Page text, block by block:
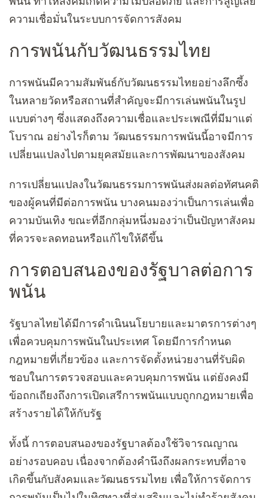
ความเชื่อมั่นในระบบการจัดการสังคม
การพนันกับวัฒนธรรมไทย
การพนันมีความสัมพันธ์กับวัฒนธรรมไทยอย่างลึกซึ้ง
ในหลายวัดหรือสถานที่สำคัญจะมีการเล่นพนันในรูป
แบบต่างๆ ซึ่งแสดงถึงความเชื่อและประเพณีที่มีมาแต่
โบราณ อย่างไรก็ตาม วัฒนธรรมการพนันนี้อาจมีการ
เปลี่ยนแปลงไปตามยุคสมัยและการพัฒนาของสังคม
การเปลี่ยนแปลงในวัฒนธรรมการพนันส่งผลต่อทัศนคติ
ของผู้คนที่มีต่อการพนัน บางคนมองว่าเป็นการเล่นเพื่อ
ความบันเทิง ขณะที่อีกกลุ่มหนึ่งมองว่าเป็นปัญหาสังคม
ที่ควรจะลดทอนหรือแก้ไขให้ดีขึ้น
การตอบสนองของรัฐบาลต่อการ
พนัน
รัฐบาลไทยได้มีการดำเนินนโยบายและมาตรการต่างๆ
เพื่อควบคุมการพนันในประเทศ โดยมีการกำหนด
กฎหมายที่เกี่ยวข้อง และการจัดตั้งหน่วยงานที่รับผิด
ชอบในการตรวจสอบและควบคุมการพนัน แต่ยังคงมี
ข้อถกเถียงถึงการเปิดเสรีการพนันแบบถูกกฎหมายเพื่อ
สร้างรายได้ให้กับรัฐ
ทั้งนี้ การตอบสนองของรัฐบาลต้องใช้วิจารณญาณ
อย่างรอบคอบ เนื่องจากต้องคำนึงถึงผลกระทบที่อาจ
เกิดขึ้นกับสังคมและวัฒนธรรมไทย เพื่อให้การจัดการ